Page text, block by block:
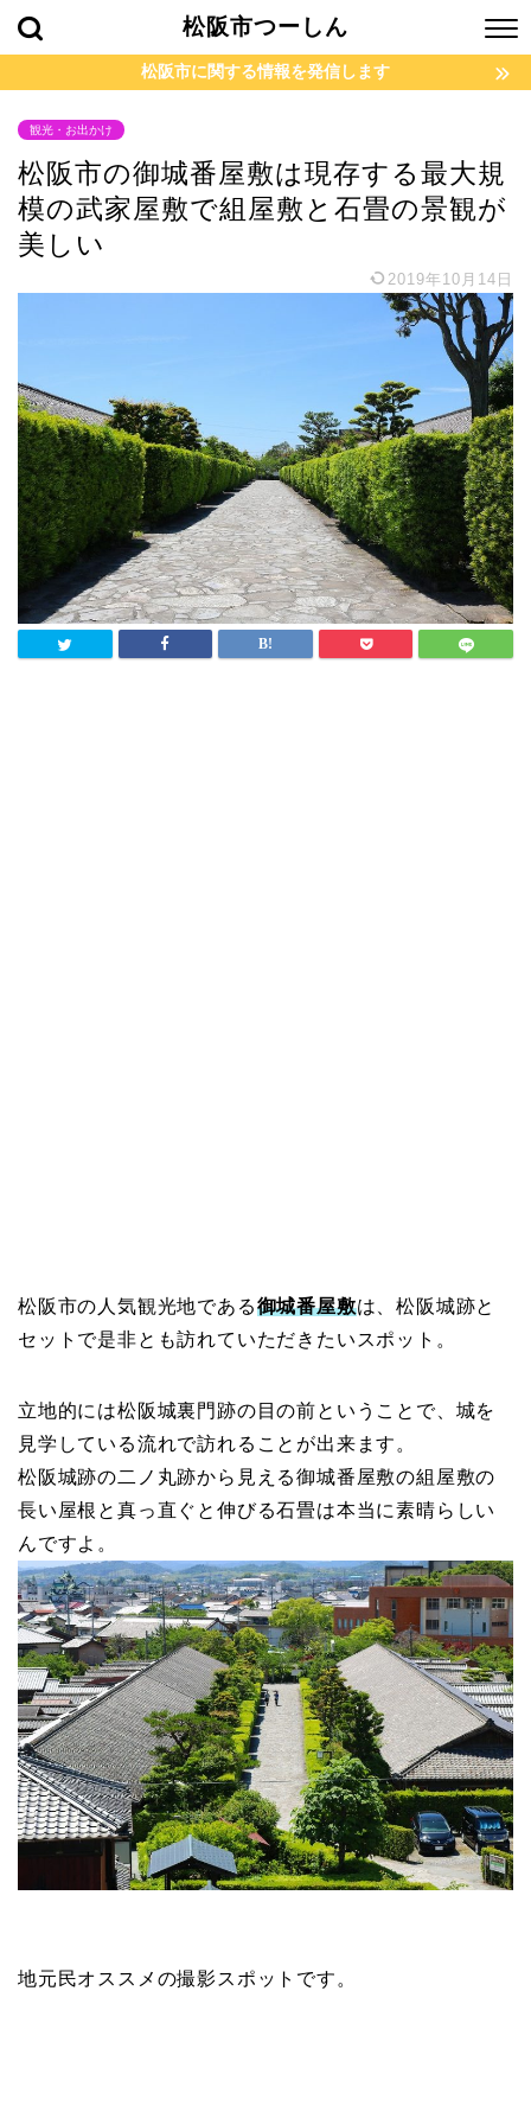
松阪市つーしん
松阪市に関する情報を発信します
観光・お出かけ
松阪市の御城番屋敷は現存する最大規
模の武家屋敷で組屋敷と石畳の景観が
美しい
2019年10月14日
松阪市の人気観光地である御城番屋敷は、松阪城跡と
セットで是非とも訪れていただきたいスポット。
立地的には松阪城裏門跡の目の前ということで、城を
見学している流れで訪れることが出来ます。
松阪城跡の二ノ丸跡から見える御城番屋敷の組屋敷の
長い屋根と真っ直ぐと伸びる石畳は本当に素晴らしい
んですよ。
地元民オススメの撮影スポットです。